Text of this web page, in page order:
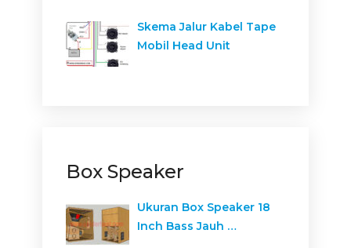
Skema Jalur Kabel Tape
Mobil Head Unit
Box Speaker
Ukuran Box Speaker 18
Inch Bass Jauh …